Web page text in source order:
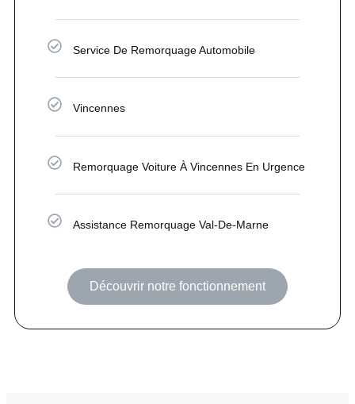
Service De Remorquage Automobile
Vincennes
Remorquage Voiture À Vincennes En Urgence
Assistance Remorquage Val-De-Marne
Découvrir notre fonctionnement